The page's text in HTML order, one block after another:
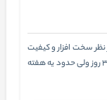
نظر سخت افزار و کیفیت
برای کارای حسابداری ، فقط توی زمان ارسال زده بود ۲ تا ۳ روز ولی حدود یه هفته